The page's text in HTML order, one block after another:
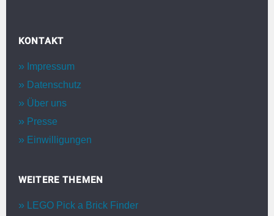
KONTAKT
Impressum
Datenschutz
Über uns
Presse
Einwilligungen
WEITERE THEMEN
LEGO Pick a Brick Finder